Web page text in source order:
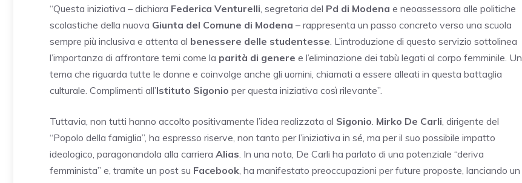
“Questa iniziativa – dichiara Federica Venturelli, segretaria del Pd di Modena e neoassessora alle politiche
scolastiche della nuova Giunta del Comune di Modena – rappresenta un passo concreto verso una scuola
sempre più inclusiva e attenta al benessere delle studentesse. L’introduzione di questo servizio sottolinea
l’importanza di affrontare temi come la parità di genere e l’eliminazione dei tabù legati al corpo femminile. Un
tema che riguarda tutte le donne e coinvolge anche gli uomini, chiamati a essere alleati in questa battaglia
culturale. Complimenti all’Istituto Sigonio per questa iniziativa così rilevante”.
Tuttavia, non tutti hanno accolto positivamente l’idea realizzata al Sigonio. Mirko De Carli, dirigente del
“Popolo della famiglia”, ha espresso riserve, non tanto per l’iniziativa in sé, ma per il suo possibile impatto
ideologico, paragonandola alla carriera Alias. In una nota, De Carli ha parlato di una potenziale “deriva
femminista” e, tramite un post su Facebook, ha manifestato preoccupazioni per future proposte, lanciando un